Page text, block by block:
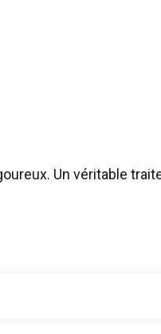
Un véritable